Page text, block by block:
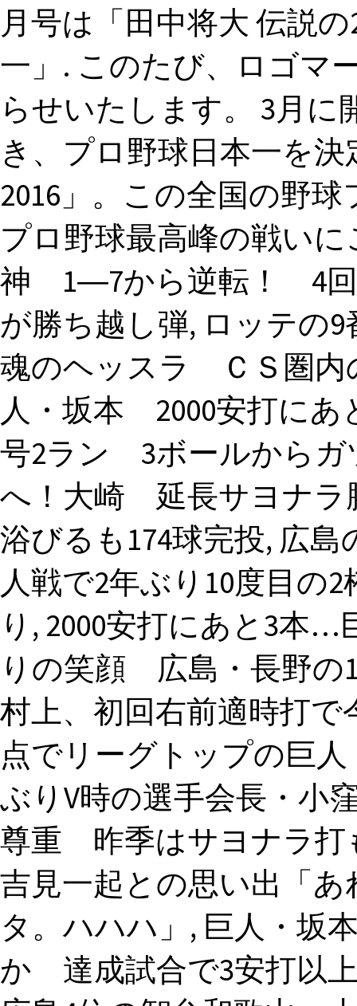
月号は「田中将大 伝説
一」. このたび、ロゴマ
らせいたします。 3月
き、プロ野球日本一を
2016」。この全国の野
プロ野球最高峰の戦い
神 1―7から逆転！ 4回
が勝ち越し弾, ロッテの
魂のヘッスラ ＣＳ圏内
人・坂本 2000安打に
号2ラン 3ボールからガ
へ！大崎 延長サヨナラ
浴びるも174球完投, 広
人戦で2年ぶり10度目の
り, 2000安打にあと3本
りの笑顔 広島・長野の
村上、初回右前適時打
点でリーグトップの巨
ぶりV時の選手会長・
尊重 昨季はサヨナラ打
吉見一起との思い出「
タ。ハハハ」, 巨人・坂
か 達成試合で3安打以